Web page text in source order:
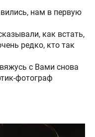
нам в первую
как встать,
редко, кто так
с Вами снова
фотограф